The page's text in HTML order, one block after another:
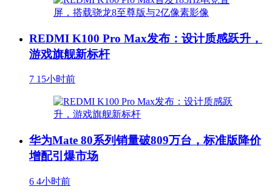
REDMI K100 Pro Max发布：设计质感跃升，
游戏旗舰新标杆
7 15小时前
华为Mate 80系列销量破809万台，标准版降价
增配引爆市场
6 4小时前